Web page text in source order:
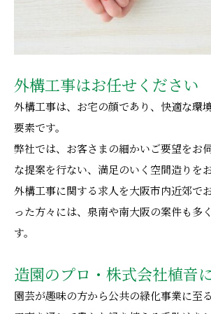
外構工事はお任せください
外構工事は、お宅の顔であり、快適な環
要素です。
弊社では、お客さまの細かいご要望をお
な提案を行ない、満足のいく空間造りを
外構工事に関する求人を大阪市内近郊で
った方々には、泉南や南大阪の案件も多
す。
造園のプロ・株式会社植音
園芸が趣味の方から公共の緑化事業に至